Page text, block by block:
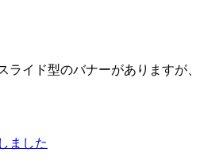
イド型のバナーがあります
ました